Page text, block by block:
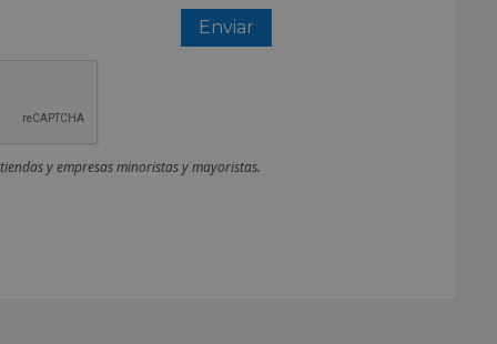
y empresas minoristas y mayoristas.